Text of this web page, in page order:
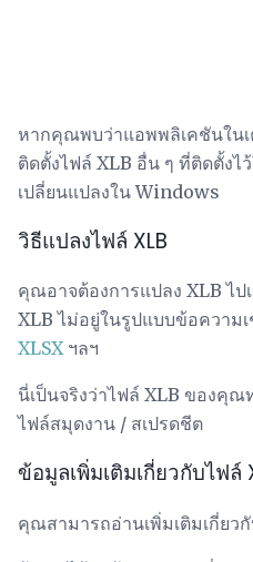
หากคุณพบว่าแอพพลิเคชันใน
ติดตั้งไฟล์ XLB อื่น ๆ ที่ติดตั้งไ
เปลี่ยนแปลงใน Windows
วิธีแปลงไฟล์ XLB
คุณอาจต้องการแปลง XLB ไป
XLB ไม่อยู่ในรูปแบบข้อความ
XLSXฯลฯ
นี่เป็นจริงว่าไฟล์ XLB ของคุ
ไฟล์สมุดงาน / สเปรดชีต
ข้อมูลเพิ่มเติมเกี่ยวกับไฟล์
คุณสามารถอ่านเพิ่มเติมเกี่ยว